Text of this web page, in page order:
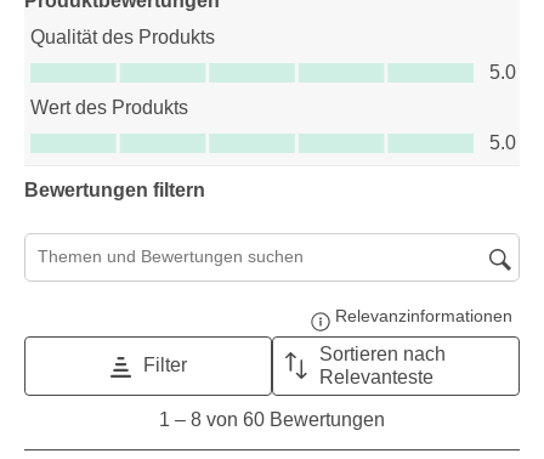
Qualität des Produkts
Qualität des Produkts, 5.0 von 5
5.0
Wert des Produkts
Wert des Produkts, 5.0 von 5
5.0
Bewertungen filtern
Suchthemen und Bewertungen Suchregion
Relevanzinformationen
Filter
Sortieren nach
Relevanteste
1 – 8 von 60 Bewertungen